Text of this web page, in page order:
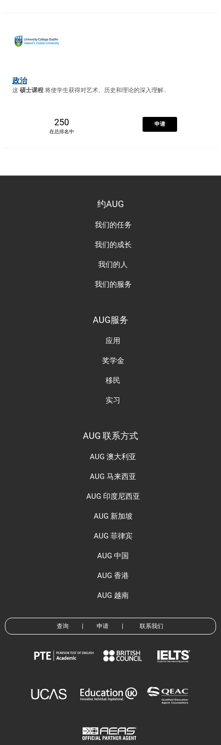
政治
这 硕士课程 将使学生获得对艺术、历史和理论的深入理解..
250
在总排名中
申请
约AUG
我们的任务
我们的成长
我们的人
我们的服务
AUG服务
应用
奖学金
移民
实习
AUG 联系方式
AUG 澳大利亚
AUG 马来西亚
AUG 印度尼西亚
AUG 新加坡
AUG 菲律宾
AUG 中国
AUG 香港
AUG 越南
查询 申请 联系我们